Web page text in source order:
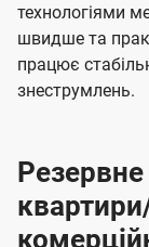
технологіями
швидше та
працює
знеструмлень.